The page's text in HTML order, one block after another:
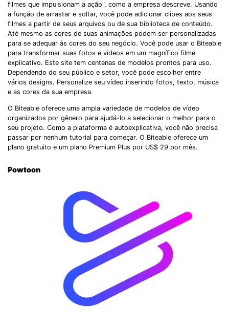
filmes que impulsionam a ação", como a empresa descreve. Usando
a função de arrastar e soltar, você pode adicionar clipes aos seus
filmes a partir de seus arquivos ou de sua biblioteca de conteúdo.
Até mesmo as cores de suas animações podem ser personalizadas
para se adequar às cores do seu negócio. Você pode usar o Biteable
para transformar suas fotos e vídeos em um magnífico filme
explicativo. Este site tem centenas de modelos prontos para uso.
Dependendo do seu público e setor, você pode escolher entre
vários designs. Personalize seu vídeo inserindo fotos, texto, música
e as cores da sua empresa.
O Biteable oferece uma ampla variedade de modelos de vídeo
organizados por gênero para ajudá-lo a selecionar o melhor para o
seu projeto. Como a plataforma é autoexplicativa, você não precisa
passar por nenhum tutorial para começar. O Biteable oferece um
plano gratuito e um plano Premium Plus por US$ 29 por mês.
Powtoon
Record Like a Pro, Edit
With AI Ease.
Record. Edit. Share. All with Filmora!
Got It Try It Now